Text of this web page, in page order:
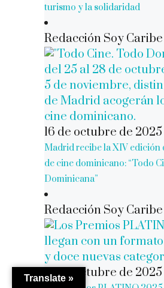
turismo y la solidaridad
Redacción Soy
16 de octubre de 2025
Madrid recibe la XIV edición
de cine dominicano: “Todo
Dominicana”
Redacción Soy
16 de octubre de 2025
Translate »